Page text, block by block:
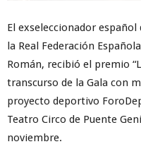
El exseleccionador
la Real Federación
Román, recibió el premio
transcurso de la Gala con
proyecto deportivo
Teatro Circo de Puente
noviembre.